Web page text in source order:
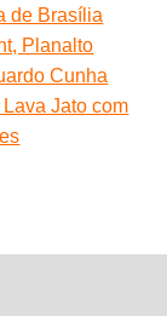
de Brasília
Planalto
Cunha
Jato com